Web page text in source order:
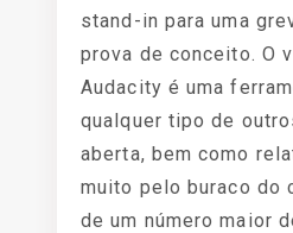
stand-in para uma
prova de conceito. O
Audacity é uma
qualquer tipo de
aberta, bem como
muito pelo buraco do
de um número maior